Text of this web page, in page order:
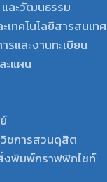
ละวัฒนธรรม
เทคโนโลยีสารสนเทศ
รและงานทะเบียน
ะแผน
ชการสวนดุสิต
งพิมพ์กราฟฟิกไซท์